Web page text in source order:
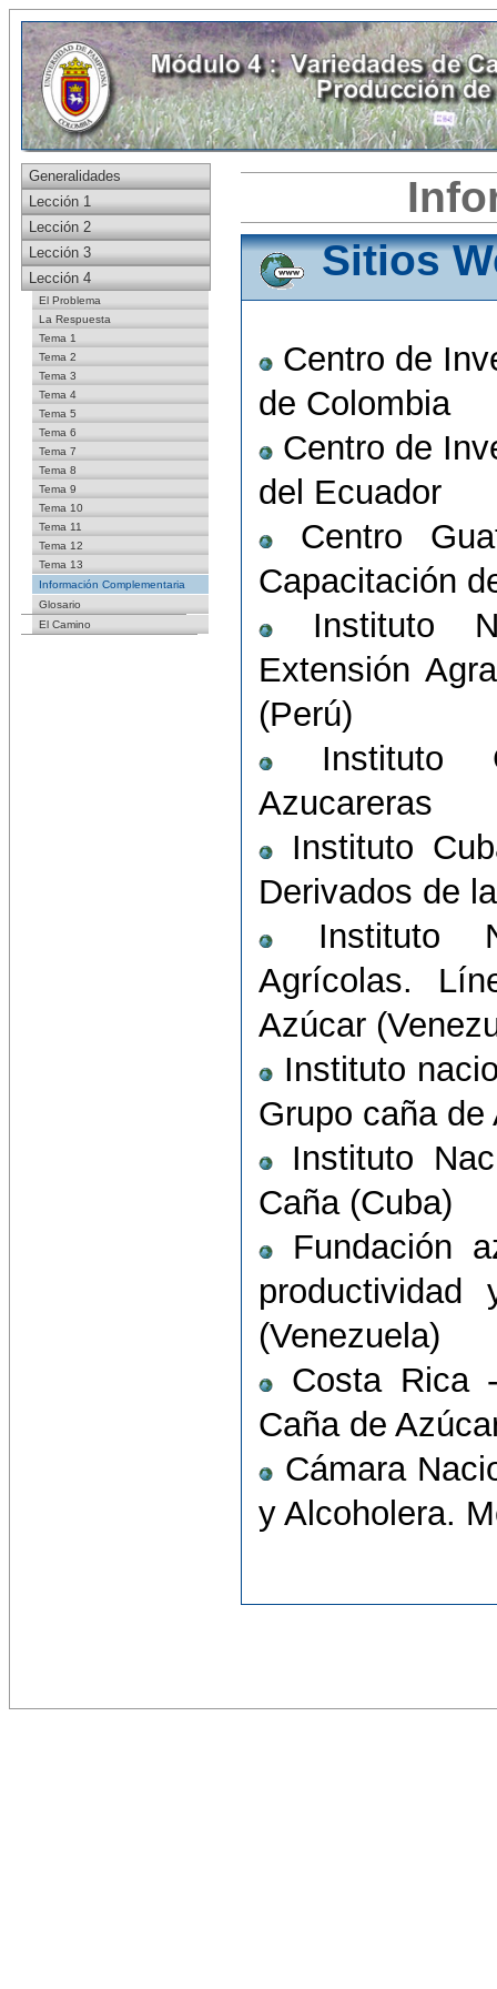
Generalidades
Lección 1
Lección 2
Lección 3
Lección 4
El Problema
La Respuesta
Tema 1
Tema 2
Tema 3
Tema 4
Tema 5
Tema 6
Tema 7
Tema 8
Tema 9
Tema 10
Tema 11
Tema 12
Tema 13
Información Complementaria
Glosario
El Camino
Sitios
Centro de
de Colombia
Centro de
del Ecuador
Centro
Capacitación
Instituto
Extensión
(Perú)
Instituto
Azucareras
Instituto
Derivados de
Instituto
Agrícolas.
Azúcar
Instituto
Grupo caña
Instituto
Caña (Cuba)
Fundación
productividad
(Venezuela)
Costa Rica
Caña de
Cámara
y Alcoholera.